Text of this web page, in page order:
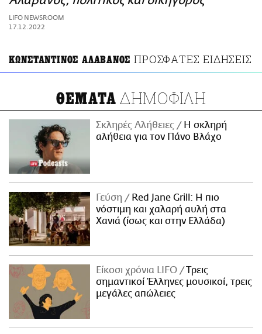
ΑΜΠΑ
PRINT
LIFO NEWSROOM
17.12.2022
ΚΩΝΣΤΑΝΤΙΝΟΣ ΑΛΑΒΑΝΟΣ ΠΡΟΣΦΑΤΕΣ ΕΙΔΗΣΕΙΣ
ΘΕΜΑΤΑ ΔΗΜΟΦΙΛΗ
Σκληρές Αλήθειες
H σκληρή
αλήθεια για τον Πάνο Βλάχο
Γεύση
Red Jane Grill: Η πιο
νόστιμη και χαλαρή αυλή στα
Χανιά (ίσως και στην Ελλάδα)
Είκοσι χρόνια LIFO
Tρεις
σημαντικοί Έλληνες μουσικοί, τρεις
μεγάλες απώλειες